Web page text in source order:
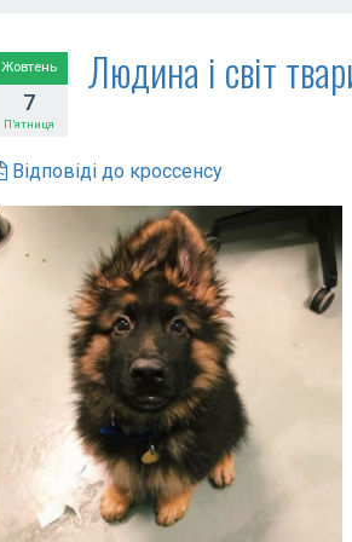
Жовтень
7
П’ятниця
Людина і світ
Відповіді до кроссенсу